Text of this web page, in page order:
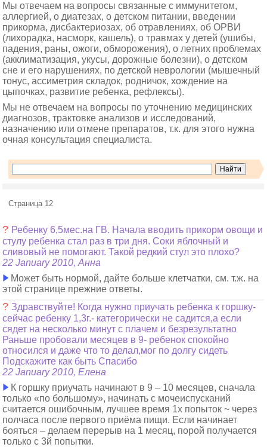
Мы отвечаем на вопросы связанные с иммунитетом,
аллергией, о диатезах, о детском питании, введении
прикорма, дисбактериозах, об отравлениях, об ОРВИ
(лихорадка, насморк, кашель), о травмах у детей (ушибы,
падения, раны, ожоги, обморожения), о летних проблемах
(акклиматизация, укусы, дорожные болезни), о детском
сне и его нарушениях, по детской неврологии (мышечный
тонус, ассиметрия складок, родничок, хождение на
цыпочках, развитие ребенка, рефлексы).
Мы не отвечаем на вопросы по уточнению медицинских
диагнозов, трактовке анализов и исследований,
назначению или отмене препаратов, т.к. для этого нужна
очная консультация специалиста.
Страница 12
? Ребенку 6,5мес.на ГВ. Начала вводить прикорм овощи и
стулу ребенка стал раз в три дня. Соки яблочный и
сливовый не помогают. Такой редкий стул это плохо?
22 January 2010, Анна
Может быть нормой, дайте больше клетчатки, см. т.ж. на
этой странице прежние ответы.
? Здравствуйте! Когда нужно приучать ребенка к горшку-
сейчас ребенку 1,3г.- категорически не садится,а если
сядет на несколько минут с плачем и безрезультатно
Раньше пробовали месяцев в 9- ребенок спокойно
относился и даже что то делал,мог по долгу сидеть
Подскажите как быть Спасибо
22 January 2010, Елена
К горшку приучать начинают в 9 – 10 месяцев, сначала
только «по большому», начинать с мочеиспусканий
считается ошибочным, лучшее время 1х попыток ~ через
полчаса после первого приёма пищи. Если начинает
бояться – делаем перерыв на 1 месяц, порой получается
только с 3й попытки.